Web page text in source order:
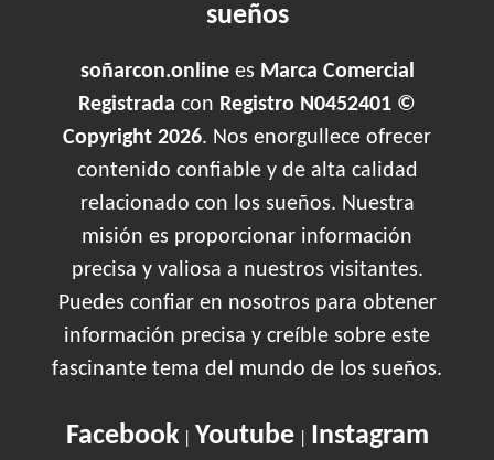
sueños
soñarcon.onlinees Marca Comercial
Registrada con Registro N0452401 ©
Copyright 2026. Nos enorgullece ofrecer
contenido confiable y de alta calidad
relacionado con los sueños. Nuestra
misión es proporcionar información
precisa y valiosa a nuestros visitantes.
Puedes confiar en nosotros para obtener
información precisa y creíble sobre este
fascinante tema del mundo de los sueños.
Facebook| Youtube| Instagram